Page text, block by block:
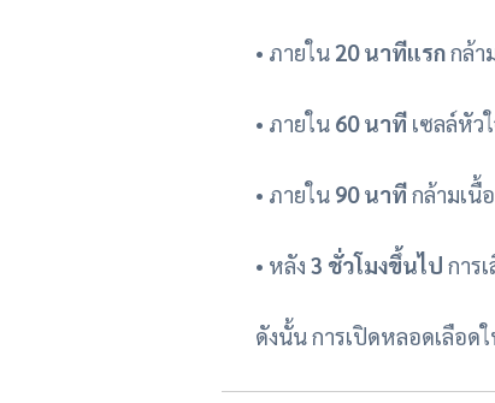
• ภายใน 20 นาทีแรกกล้า
• ภายใน 60 นาที เซลล์หัว
• ภายใน 90 นาทีกล้ามเนื้
• หลัง 3 ชั่วโมงขึ้นไป การ
ดังนั้น การเปิดหลอดเลือดใ